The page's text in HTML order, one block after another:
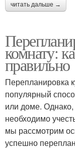
читать дальше →
комнату:
правильно
Перепланировка
популярный
или доме. Однако,
необходимо
мы рассмотрим
успешно